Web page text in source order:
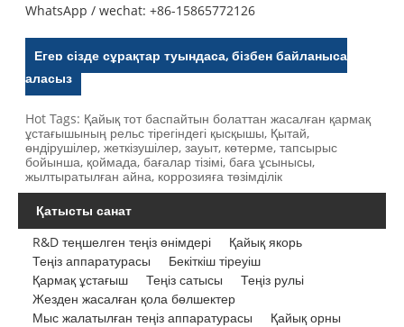
WhatsApp / wechat: +86-15865772126
Егер сізде сұрақтар туындаса, бізбен байланыса
аласыз
Hot Tags: Қайық тот баспайтын болаттан жасалған қармақ
ұстағышының рельс тірегіндегі қысқышы, Қытай,
өндірушілер, жеткізушілер, зауыт, көтерме, тапсырыс
бойынша, қоймада, бағалар тізімі, баға ұсынысы,
жылтыратылған айна, коррозияға төзімділік
Қатысты санат
R&D теңшелген теңіз өнімдері
Қайық якорь
Теңіз аппаратурасы
Бекіткіш тіреуіш
Қармақ ұстағыш
Теңіз сатысы
Теңіз рульі
Жезден жасалған қола бөлшектер
Мыс жалатылған теңіз аппаратурасы
Қайық орны